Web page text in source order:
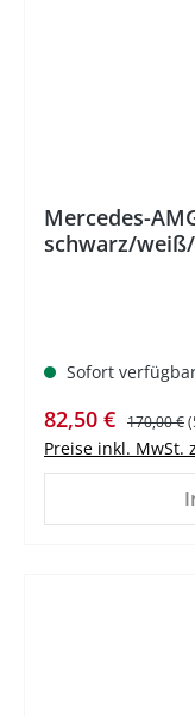
Mercedes-
schwarz/
Sofort
Verkaufspreis:
82,50 € 170,00 €
Preise inkl. MwSt.